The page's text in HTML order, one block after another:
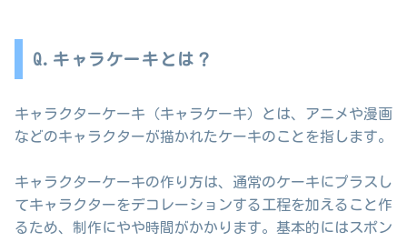
Q.キャラケーキとは？
キャラクターケーキ（キャラケーキ）とは、アニメや漫画
などのキャラクターが描かれたケーキのことを指します。
キャラクターケーキの作り方は、通常のケーキにプラスし
てキャラクターをデコレーションする工程を加えること作
るため、制作にやや時間がかかります。基本的にはスポン